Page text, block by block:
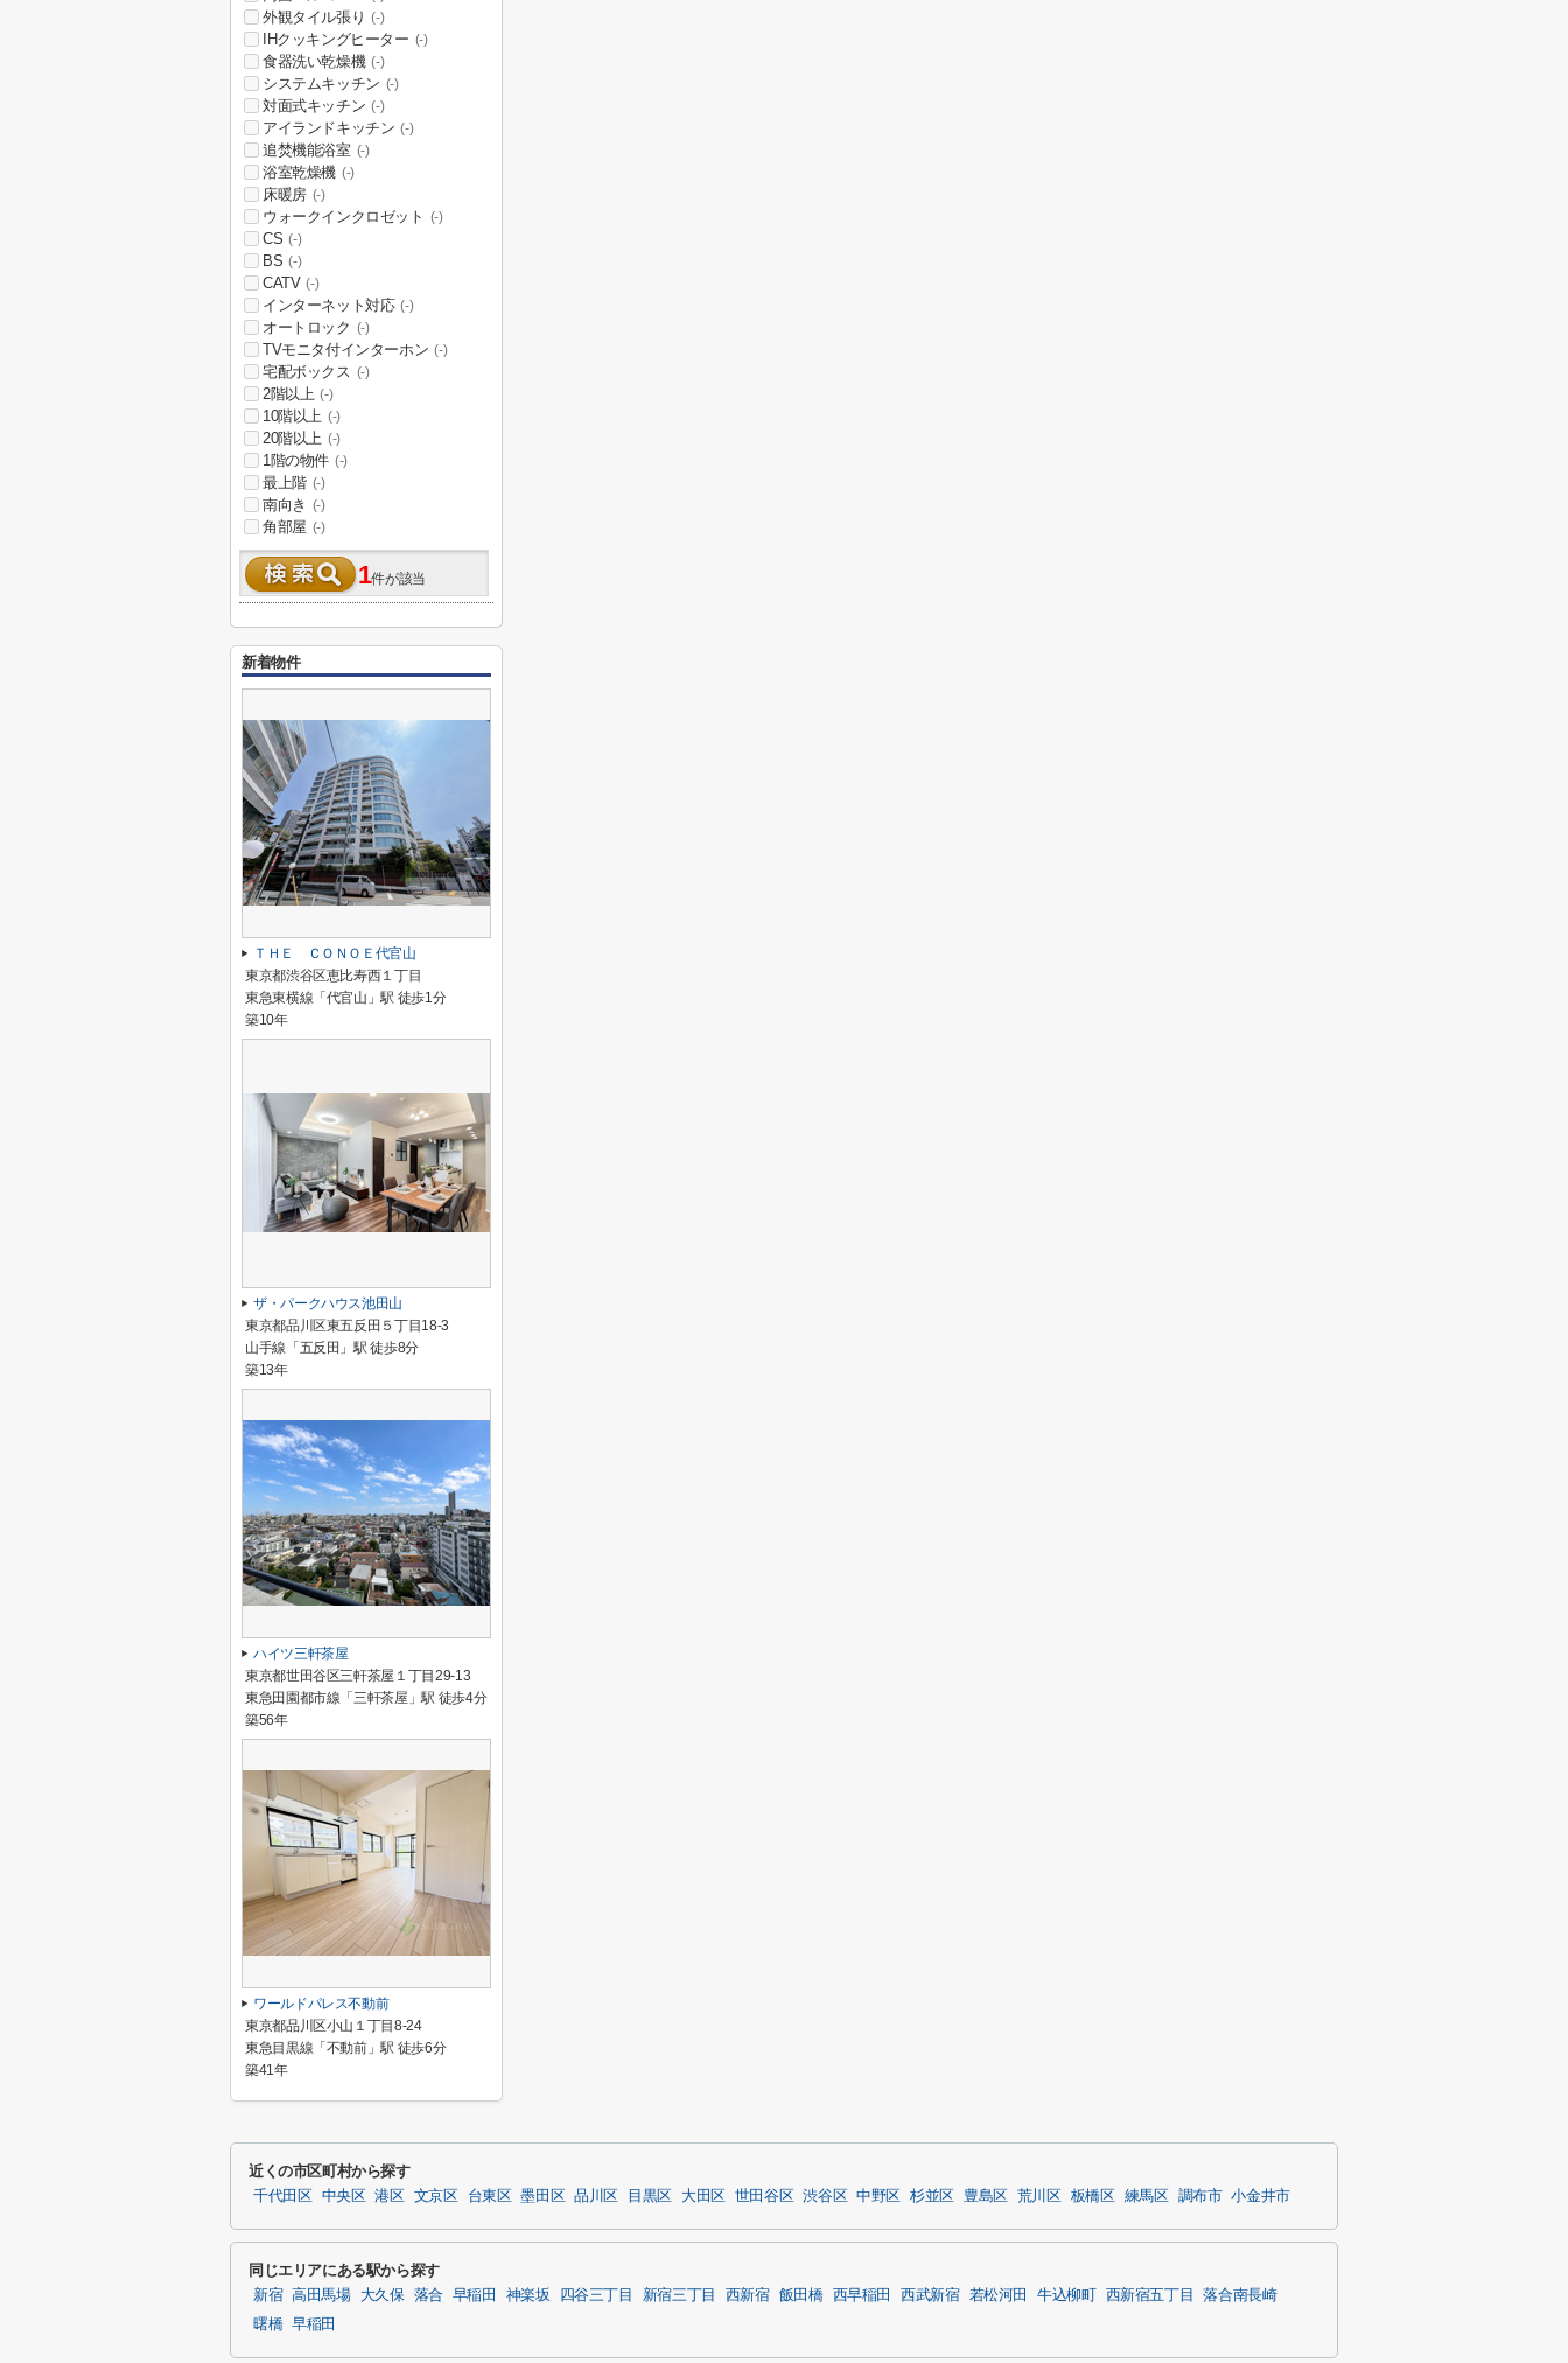
外観タイル張り (-)
IHクッキングヒーター (-)
食器洗い乾燥機 (-)
システムキッチン (-)
対面式キッチン (-)
アイランドキッチン (-)
追焚機能浴室 (-)
浴室乾燥機 (-)
床暖房 (-)
ウォークインクロゼット (-)
CS (-)
BS (-)
CATV (-)
インターネット対応 (-)
オートロック (-)
TVモニタ付インターホン (-)
宅配ボックス (-)
2階以上 (-)
10階以上 (-)
20階以上 (-)
1階の物件 (-)
最上階 (-)
南向き (-)
角部屋 (-)
1件が該当
新着物件
ＴＨＥ ＣＯＮＯＥ代官山
東京都渋谷区恵比寿西１丁目
東急東横線「代官山」駅 徒歩1分
築10年
ザ・パークハウス池田山
東京都品川区東五反田５丁目18-3
山手線「五反田」駅 徒歩8分
築13年
ハイツ三軒茶屋
東京都世田谷区三軒茶屋１丁目29-13
東急田園都市線「三軒茶屋」駅 徒歩4分
築56年
ワールドパレス不動前
東京都品川区小山１丁目8-24
東急目黒線「不動前」駅 徒歩6分
築41年
近くの市区町村から探す
千代田区 中央区 港区 文京区 台東区 墨田区 品川区 目黒区 大田区 世田谷区 渋谷区 中野区 杉並区 豊島区 荒川区 板橋区 練馬区 調布市 小金井市
同じエリアにある駅から探す
新宿 高田馬場 大久保 落合 早稲田 神楽坂 四谷三丁目 新宿三丁目 西新宿 飯田橋 西早稲田 西武新宿 若松河田 牛込柳町 西新宿五丁目
落合南長崎
曙橋 早稲田